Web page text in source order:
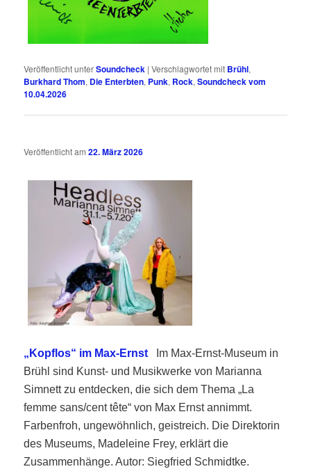
Veröffentlicht unterSoundcheck |Verschlagwortet mit Brühl,
Burkhard Thom, Die Enterbten, Punk, Rock,Soundcheck vom
10.04.2026
Veröffentlicht am22. März 2026
„Kopflos“ im Max-Ernst
Im Max-Ernst-Museum in
Brühl sind Kunst- und Musikwerke von Marianna
Simnett zu entdecken, die sich dem Thema „La
femme sans/cent tête“ von Max Ernst annimmt.
Farbenfroh, ungewöhnlich, geistreich. Die Direktorin
des Museums, Madeleine Frey, erklärt die
Zusammenhänge. Autor: Siegfried Schmidtke.